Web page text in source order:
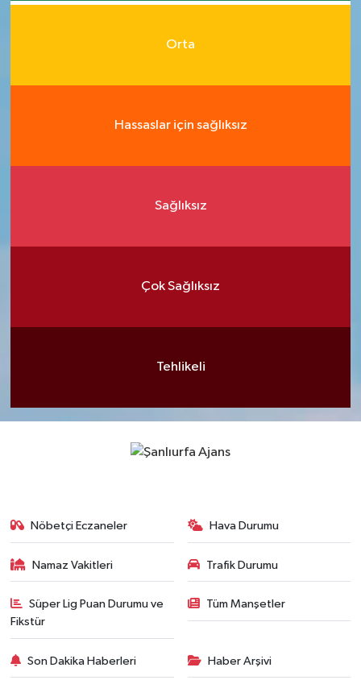
Orta
Hassaslar için sağlıksız
Sağlıksız
Çok Sağlıksız
Tehlikeli
Nöbetçi Eczaneler Hava Durumu
Namaz Vakitleri Trafik Durumu
Süper Lig Puan Durumu ve
Fikstür
Tüm Manşetler
Son Dakika Haberleri Haber Arşivi